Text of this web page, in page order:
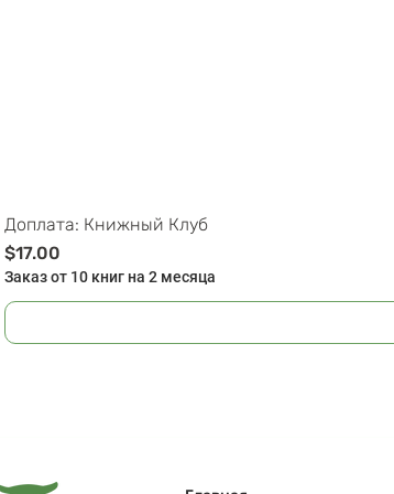
Доплата: Книжный Клуб
Цена
$17.00
Заказ от 10 книг на 2 месяца